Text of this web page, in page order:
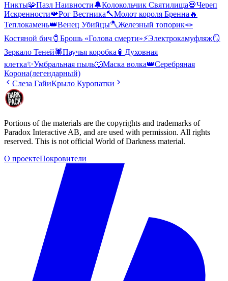
Никты🧩Пазл Наивности🔔Колокольчик Святилища💀Череп
Искренности📯Рог Вестника🔨Молот короля Бренна 🔥
Теплокамень👑Венец Убийцы🪓Железный топорик🪢
Костяной бич🧷 Брошь «Голова смерти»⚡Электрокамуфляж🪞
Зеркало Теней🕷️Паучья коробка 🏮 Духовная
клетка✨Умбральная пыль🐺Маска волка👑Серебряная
Корона(легендарный)
Слеза ГайиКрыло Куропатки
Portions of the materials are the copyrights and trademarks of
Paradox Interactive AB, and are used with permission. All rights
reserved. This is not official World of Darkness material.
О проектеПокровители